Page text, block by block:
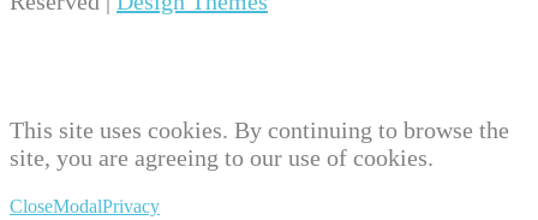
This site uses cookies. By continuing to browse the
site, you are agreeing to our use of cookies.
CloseModalPrivacy